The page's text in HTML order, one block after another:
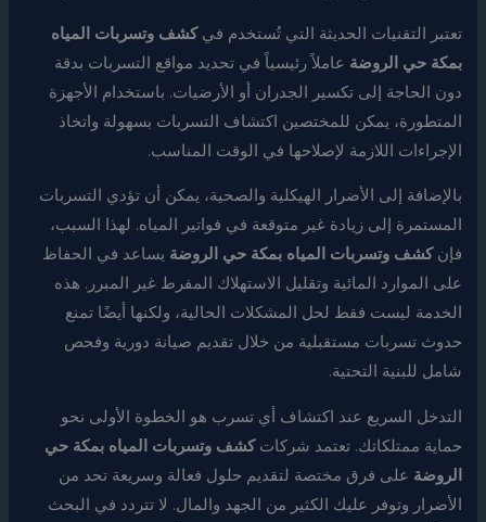
تعتبر التقنيات الحديثة التي تُستخدم فيكشف وتسربات المياه
بمكة حي الروضة عاملاً رئيسياً في تحديد مواقع التسربات بدقة
دون الحاجة إلى تكسير الجدران أو الأرضيات. باستخدام الأجهزة
المتطورة، يمكن للمختصين اكتشاف التسربات بسهولة واتخاذ
الإجراءات اللازمة لإصلاحها في الوقت المناسب.
بالإضافة إلى الأضرار الهيكلية والصحية، يمكن أن تؤدي التسربات
المستمرة إلى زيادة غير متوقعة في فواتير المياه. لهذا السبب،
فإنكشف وتسربات المياه بمكة حي الروضة يساعد في الحفاظ
على الموارد المائية وتقليل الاستهلاك المفرط غير المبرر. هذه
الخدمة ليست فقط لحل المشكلات الحالية، ولكنها أيضًا تمنع
حدوث تسربات مستقبلية من خلال تقديم صيانة دورية وفحص
شامل للبنية التحتية.
التدخل السريع عند اكتشاف أي تسرب هو الخطوة الأولى نحو
حماية ممتلكاتك. تعتمد شركاتكشف وتسربات المياه بمكة حي
الروضة على فرق مختصة لتقديم حلول فعالة وسريعة تحد من
الأضرار وتوفر عليك الكثير من الجهد والمال. لا تتردد في البحث